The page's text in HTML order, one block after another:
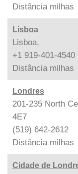
Distância milhas
Lisboa
Lisboa,
+1 919-401-4540
Distância milhas
Londres
201-235 North
4E7
(519) 642-2612
Distância milhas
Cidade de